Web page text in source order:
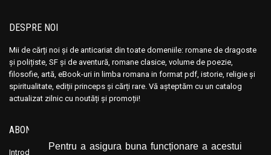
Pentru a asigura buna funcționare a acestui
DESPRE NOI
Mii de cărți noi și de anticariat din toate domeniile: romane de dragoste
și polițiste, SF și de aventură, romane clasice, volume de poezie,
filosofie, artă, eBook-uri in limba romana in format pdf, istorie, religie și
spiritualitate, ediții princeps și cărți rare. Vă așteptăm cu un catalog
actualizat zilnic cu noutăți și promoții!
ABONEAZĂ-TE LA NEWSLETTER
Introduceți adresa dvs. de email și dați click pe butonul de abonare.